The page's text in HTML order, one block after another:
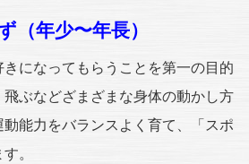
（年少〜年長）
になってもらうことを第一の目的
ぶなどざまざまな身体の動かし方
能力をバランスよく育て、「スポ
。